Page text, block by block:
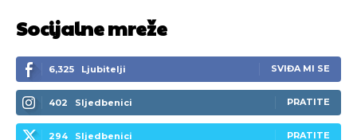
Socijalne mreže
6,325 Ljubitelji SVIĐA MI SE
402 Sljedbenici PRATITE
294 Sljedbenici PRATITE